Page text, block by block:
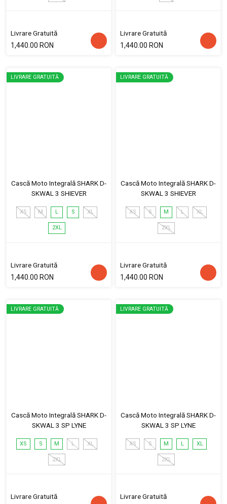
Livrare Gratuită
1,440.00 RON
Livrare Gratuită
1,440.00 RON
LIVRARE GRATUITĂ
Cască Moto Integrală SHARK D-
SKWAL 3 SHIEVER
XS M L S XL
2XL
Livrare Gratuită
1,440.00 RON
LIVRARE GRATUITĂ
Cască Moto Integrală SHARK D-
SKWAL 3 SHIEVER
XS S M L XL
2XL
Livrare Gratuită
1,440.00 RON
LIVRARE GRATUITĂ
Cască Moto Integrală SHARK D-
SKWAL 3 SP LYNE
XS S M L XL
2XL
Livrare Gratuită
LIVRARE GRATUITĂ
Cască Moto Integrală SHARK D-
SKWAL 3 SP LYNE
XS S M L XL
2XL
Livrare Gratuită